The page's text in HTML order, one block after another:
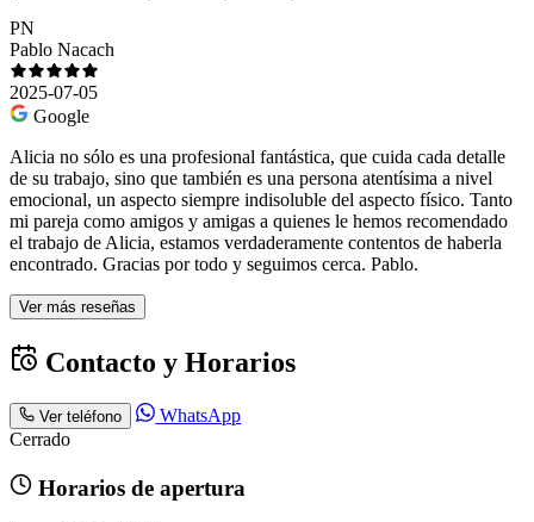
PN
Pablo Nacach
2025-07-05
Google
Alicia no sólo es una profesional fantástica, que cuida cada detalle
de su trabajo, sino que también es una persona atentísima a nivel
emocional, un aspecto siempre indisoluble del aspecto físico. Tanto
mi pareja como amigos y amigas a quienes le hemos recomendado
el trabajo de Alicia, estamos verdaderamente contentos de haberla
encontrado. Gracias por todo y seguimos cerca. Pablo.
Ver más reseñas
Contacto y Horarios
Ver teléfono
WhatsApp
Cerrado
Horarios de apertura